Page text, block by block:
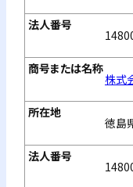
株式
徳島